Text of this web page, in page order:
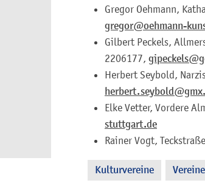
Gregor Oehmann,
gregor@oehmann-
Gilbert Peckels,
2206177,
Herbert Seybold,
Elke Vetter, Vordere
stuttgart.de
Rainer Vogt,
Kulturvereine Vereine